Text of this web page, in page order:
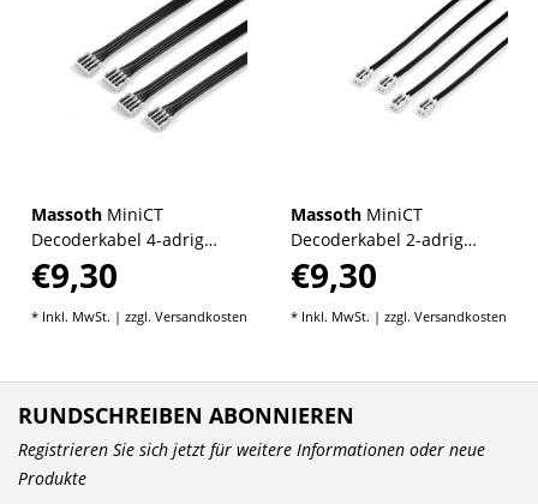
Massoth MiniCT
Decoderkabel 4-adrig
(4/Pack)
€9,30
* Inkl. MwSt. | zzgl. Versandkosten
Massoth MiniCT
Decoderkabel 2-adrig
(4/Pack)
€9,30
* Inkl. MwSt. | zzgl. Versandkosten
RUNDSCHREIBEN ABONNIEREN
Registrieren Sie sich jetzt für weitere Informationen oder neue
Produkte